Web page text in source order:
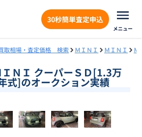
30秒簡単査定申込
メニュー
取相場・査定価格 検索 ＭＩＮＩ ＭＩＮＩ Ｍ
ＮＩ クーパーＳＤ[1.3万
式]のオークション実績
1/18